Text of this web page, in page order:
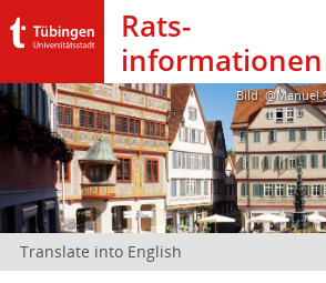
Rats­
informationen
Bild: @Manuel
Translate into English